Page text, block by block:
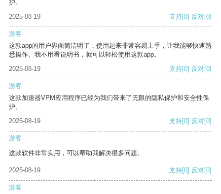
护。
2025-08-19
支持[0] 反对[0]
游客
这款app的用户界面简洁明了，使用起来非常容易上手，让我能够快速熟
悉操作。我不用看说明书，就可以轻松使用这款app。
2025-08-19
支持[0] 反对[0]
游客
这款加速器VPM应用程序已经为我们带来了无限的隐私保护和安全性保
护。
2025-08-19
支持[0] 反对[0]
游客
这款软件非常实用，可以帮助我解决很多问题。
2025-08-19 支持[0] 反对[0]
游客